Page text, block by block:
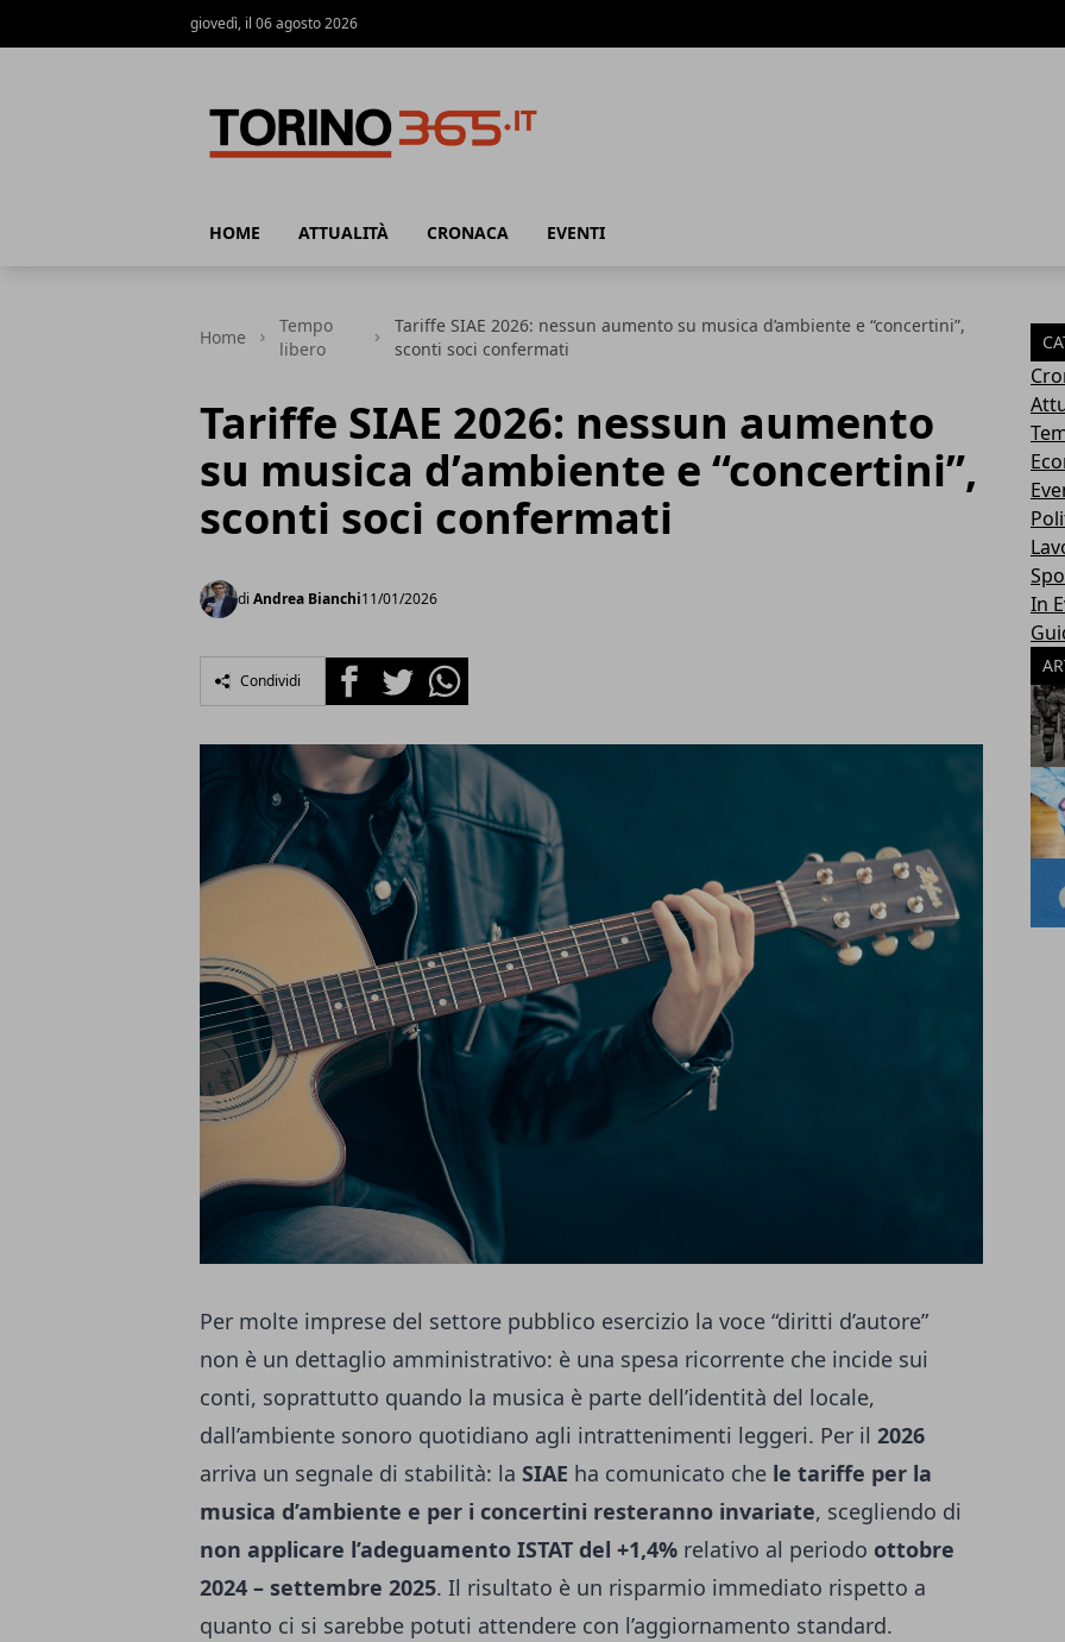
giovedì, il 06 agosto 2026
HOME ATTUALITÀ CRONACA EVENTI
Home
Tempo
libero
Tariffe SIAE 2026: nessun aumento su musica d’ambiente e “concertini”,
sconti soci confermati
Tariffe SIAE 2026: nessun aumento
su musica d’ambiente e “concertini”,
sconti soci confermati
di Andrea Bianchi11/01/2026
Condividi FacebookTwitterWhatsapp
Per molte imprese del settore pubblico esercizio la voce “diritti d’autore”
non è un dettaglio amministrativo: è una spesa ricorrente che incide sui
conti, soprattutto quando la musica è parte dell’identità del locale,
dall’ambiente sonoro quotidiano agli intrattenimenti leggeri. Per il 2026
arriva un segnale di stabilità: la SIAE ha comunicato che le tariffe per la
musica d’ambiente e per i concertini resteranno invariate, scegliendo di
non applicare l’adeguamento ISTAT del +1,4% relativo al periodo ottobre
2024 – settembre 2025. Il risultato è un risparmio immediato rispetto a
quanto ci si sarebbe potuti attendere con l’aggiornamento standard.
In